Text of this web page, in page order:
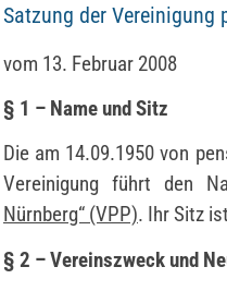
Satzung der Vereinigung
vom 13. Februar 2008
§ 1 – Name und Sitz
Die am 14.09.1950 von
Vereinigung führt den
Nürnberg“ (VPP). Ihr Sitz
§ 2 – Vereinszweck und